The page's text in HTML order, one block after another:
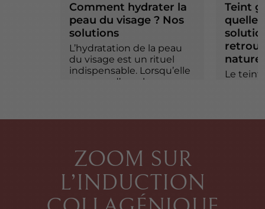
Comment hydrater la
peau du visage ? Nos
solutions
L’hydratation de la peau
du visage est un rituel
indispensable. Lorsqu’elle
manque d’eau, la peau
Teint
naturel
Le teint
ZOOM SUR
L’INDUCTION